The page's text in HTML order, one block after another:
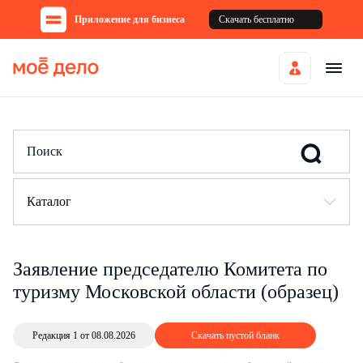
Приложение для бизнеса Скачать бесплатно
Каталог
Заявление председателю Комитета по
туризму Московской области (образец)
Редакция 1 от 08.08.2026 Скачать пустой бланк